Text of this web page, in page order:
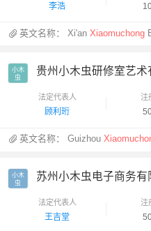
李浩
英文名称： Xi'anXiaomuchong
小木
虫
贵州小木虫研修室艺术
法定代表人
顾利珩
注
英文名称：Guizhou
小木
虫
苏州小木虫电子商务有
法定代表人
王吉堂
注